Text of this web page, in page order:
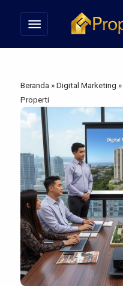
menu
Beranda »Digital Marketing »
Properti